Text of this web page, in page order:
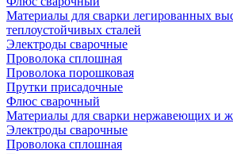
Материалы для сварки легированных
теплоустойчивых сталей
Электроды сварочные
Проволока сплошная
Проволока порошковая
Прутки присадочные
Флюс сварочный
Материалы для сварки нержавеющих и
Электроды сварочные
Проволока сплошная